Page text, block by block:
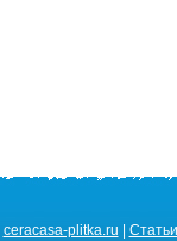
ceracasa-plitka.ru